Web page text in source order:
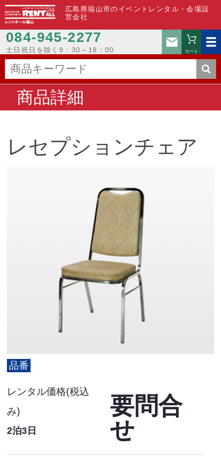
広島県福山市のイベントレンタル・会場設
営会社
084-945-2277
土日祝日を除く9：30～18：00
お問い
カート
商品詳細
レセプションチェア
品番
レンタル価格(税込
み)
2泊3日
要問合
せ